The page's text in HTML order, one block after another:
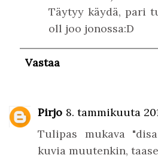
Täytyy käydä, pari
oll joo jonossa:D
Vastaa
Pirjo 8. tammikuuta
Tulipas mukava
kuvia muutenkin,